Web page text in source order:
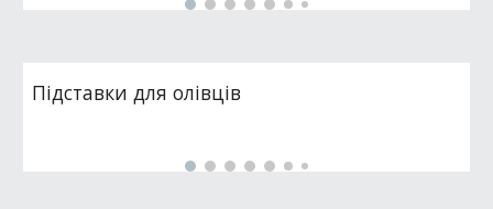
Підставки для олівців